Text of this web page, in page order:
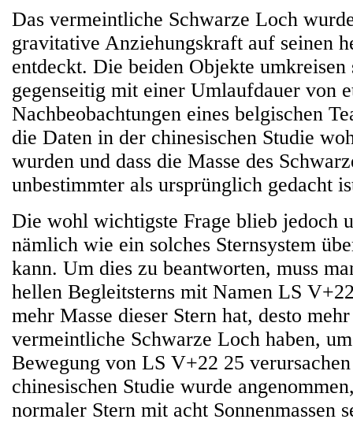
Das vermeintliche Schwarze Loch
gravitative Anziehungskraft auf seinen
entdeckt. Die beiden Objekte
gegenseitig mit einer Umlaufdauer von
Nachbeobachtungen eines belgischen
die Daten in der chinesischen Studie
wurden und dass die Masse des
unbestimmter als ursprünglich gedacht
Die wohl wichtigste Frage blieb jedoch
nämlich wie ein solches Sternsystem
kann. Um dies zu beantworten, muss
hellen Begleitsterns mit Namen LS
mehr Masse dieser Stern hat, desto
vermeintliche Schwarze Loch haben,
Bewegung von LS V+22 25
chinesischen Studie wurde
normaler Stern mit acht Sonnenmassen